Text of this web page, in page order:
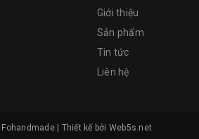
Giới thiệu
Sản phẩm
Tin tức
Liên hệ
Fohandmade Thiết kế bởi Web5s.net